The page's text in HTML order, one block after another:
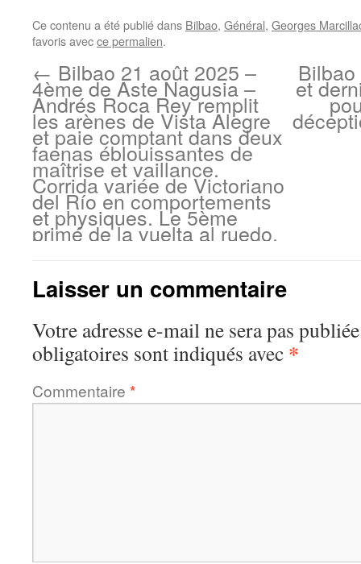
Ce contenu a été publié dans Bilbao, Général, Georges
favoris avecce permalien.
← Bilbao 21 août 2025 –
4ème de Aste Nagusia –
Andrés Roca Rey remplit
les arènes de Vista Alegre
et paie comptant dans deux
faenas éblouissantes de
maîtrise et vaillance.
Corrida variée de Victoriano
del Río en comportements
et physiques. Le 5ème
primé de la vuelta al ruedo.
et
Laisser un commentaire
Votre adresse e-mail ne sera pas
obligatoires sont indiqués avec *
Commentaire *